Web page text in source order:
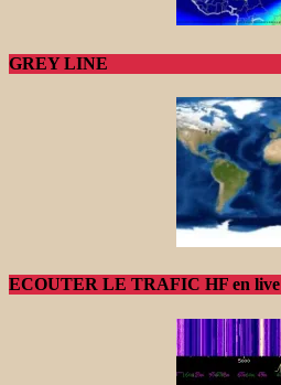
GREY LINE
ECOUTER LE TRAFIC HF en live